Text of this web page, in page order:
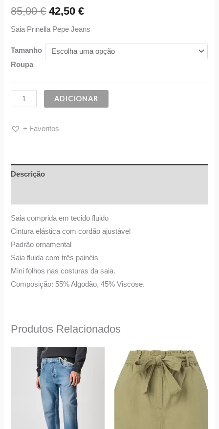
85,00€ 42,50€
Saia Prinella Pepe Jeans
Tamanho
Roupa
ADICIONAR
+ Favoritos
Descrição
Saia comprida em tecido fluido
Cintura elástica com cordão ajustável
Padrão ornamental
Saia fluida com três painéis
Mini folhos nas costuras da saia.
Composição: 55% Algodão, 45% Viscose.
Produtos Relacionados
This
product
has
multiple
variants.
The
O
preço
original
era:
69,90 €.
O
preço
atual
é:
39,00 €.
This
product
has
multiple